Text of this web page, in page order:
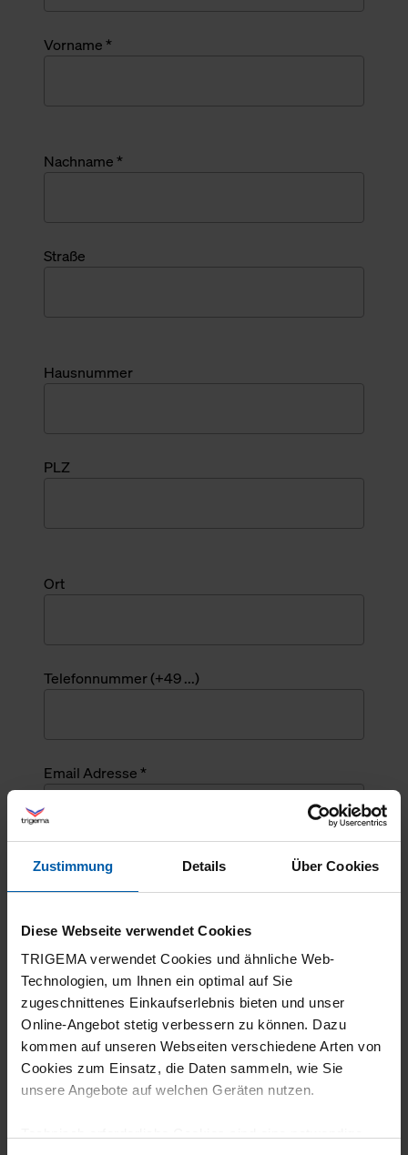
Zustimmung Details Über Cookies
Diese Webseite verwendet Cookies
TRIGEMA verwendet Cookies und ähnliche Web-
Technologien, um Ihnen ein optimal auf Sie
zugeschnittenes Einkaufserlebnis bieten und unser
Online-Angebot stetig verbessern zu können. Dazu
kommen auf unseren Webseiten verschiedene Arten von
Cookies zum Einsatz, die Daten sammeln, wie Sie
unsere Angebote auf welchen Geräten nutzen.
Vorname *
Nachname *
Straße
Hausnummer
PLZ
Ort
Telefonnummer (+49 ...)
Email Adresse *
Angefragte Menge *
Mehrzeiliger Text